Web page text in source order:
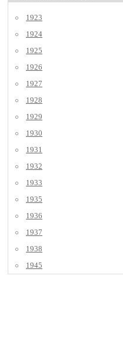
1923
1924
1925
1926
1927
1928
1929
1930
1931
1932
1933
1935
1936
1937
1938
1945